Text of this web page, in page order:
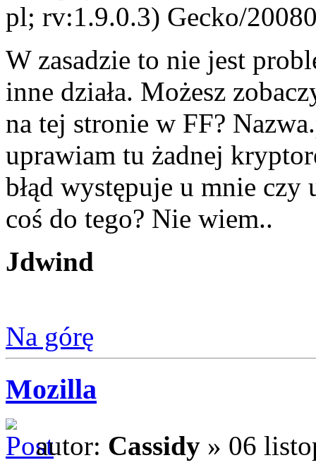
pl; rv:1.9.0.3) Gecko/
W zasadzie to nie jest
inne działa. Możesz
na tej stronie w FF?
uprawiam tu żadnej
błąd występuje u mnie
coś do tego? Nie wiem..
Jdwind
Na górę
Mozilla
autor: Cassidy » 06